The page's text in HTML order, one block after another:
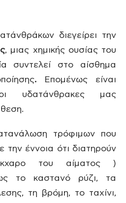
διεγείρει την
, μιας χημικής ουσίας του
συντελεί στο αίσθημα
.
Επομένως είναι
υδατάνθρακες μας
τρόφιμων που
την έννοια ότι διατηρούν
του αίματος )
το καστανό ρύζι, τα
τη βρόμη, το ταχίνι,